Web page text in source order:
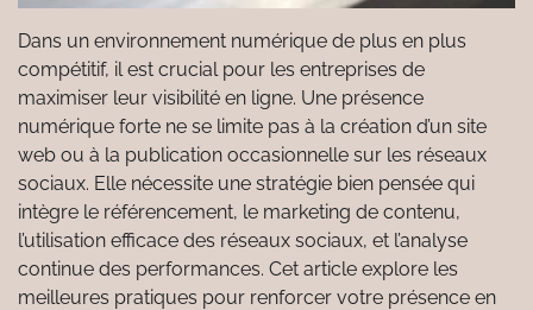
Dans un environnement numérique de plus en plus
compétitif, il est crucial pour les entreprises de
maximiser leur visibilité en ligne. Une présence
numérique forte ne se limite pas à la création d’un site
web ou à la publication occasionnelle sur les réseaux
sociaux. Elle nécessite une stratégie bien pensée qui
intègre le référencement, le marketing de contenu,
l’utilisation efficace des réseaux sociaux, et l’analyse
continue des performances. Cet article explore les
meilleures pratiques pour renforcer votre présence en